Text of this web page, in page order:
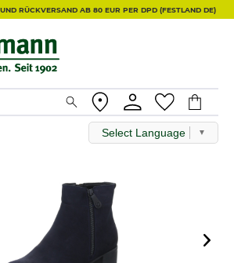
RÜCKVERSAND AB 80 EUR PER DPD (FESTLAND DE)
Select Language ▼